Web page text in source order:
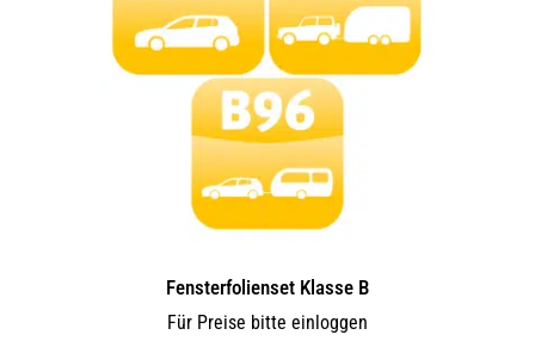
Fensterfolienset Klasse B
Für Preise bitte einloggen